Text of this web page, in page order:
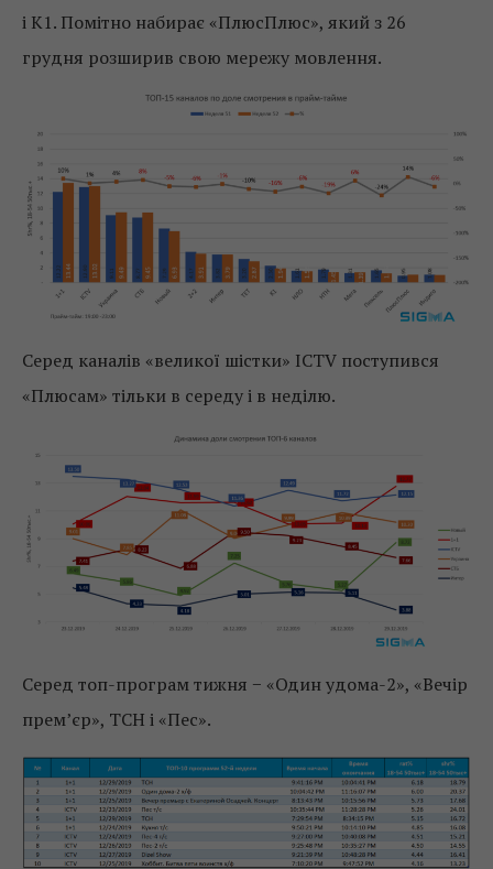
і К1. Помітно набирає «ПлюсПлюс», який з 26
грудня розширив свою мережу мовлення.
Серед каналів «великої шістки» ICTV поступився
«Плюсам» тільки в середу і в неділю.
Серед топ-програм тижня − «Один удома-2», «Вечір
прем’єр», ТСН і «Пес».